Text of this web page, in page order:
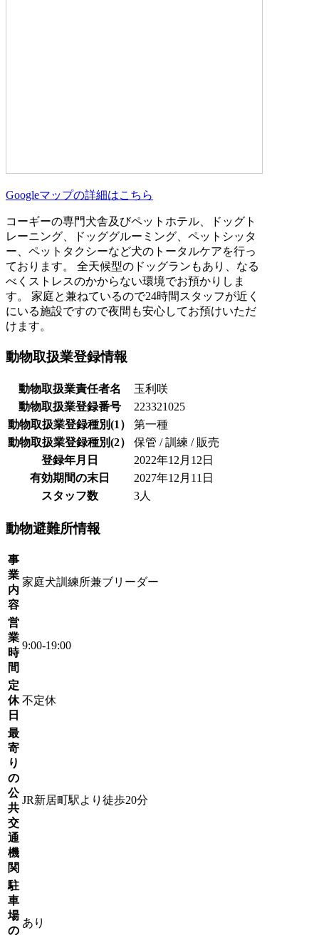
Googleマップの詳細はこちら
コーギーの専門犬舎及びペットホテル、ドッグト
レーニング、ドッググルーミング、ペットシッタ
ー、ペットタクシーなど犬のトータルケアを行っ
ております。 全天候型のドッグランもあり、なる
べくストレスのかからない環境でお預かりしま
す。 家庭と兼ねているので24時間スタッフが近く
にいる施設ですので夜間も安心してお預けいただ
けます。
動物取扱業登録情報
動物取扱業責任者名
玉利咲
動物取扱業登録番号
223321025
動物取扱業登録種別(1）
第一種
動物取扱業登録種別(2）
保管 / 訓練 / 販売
登録年月日
2022年12月12日
有効期間の末日
2027年12月11日
スタッフ数
3人
動物避難所情報
事
業
内
容
家庭犬訓練所兼ブリーダー
営
業
時
間
9:00-19:00
定
休
日
不定休
最
寄
り
の
公
共
交
通
機
関
JR新居町駅より徒歩20分
駐
車
場
の
あり